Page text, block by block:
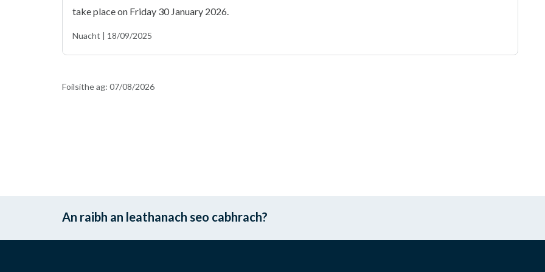
take place on Friday 30 January 2026.
Nuacht | 18/09/2025
Foilsithe ag: 07/08/2026
An raibh an leathanach seo cabhrach?